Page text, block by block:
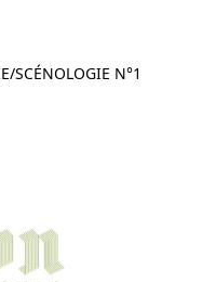
SCÉNOLOGIE N°1